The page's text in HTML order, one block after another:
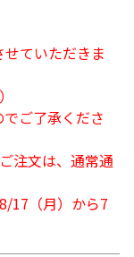
ていただきま
ご了承くださ
注文は、通常通
17（月）から7